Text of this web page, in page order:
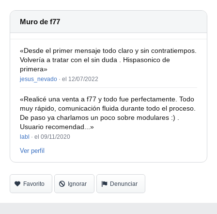
- Dos interfaces Ethernet
- Conexión Wi-Fi / Bluetooth
- Grabadora/lectora de CD/DVD
- Contiene slots para poner 4 HDD, entrego con tres
adaptadores para discos SSD
- Carcasa de aluminio
A recoger en Barcelona. Envío por cuenta y
responsabilidad del comprador.
Muro de f77
«Desde el primer mensaje todo claro y sin contratiempos.
Volvería a tratar con el sin duda . Hispasonico de
primera»
jesus_nevado · el 12/07/2022
«Realicé una venta a f77 y todo fue perfectamente. Todo
muy rápido, comunicación fluida durante todo el proceso.
De paso ya charlamos un poco sobre modulares :) .
Usuario recomendad...»
labl · el 09/11/2020
Ver perfil
Favorito Ignorar Denunciar